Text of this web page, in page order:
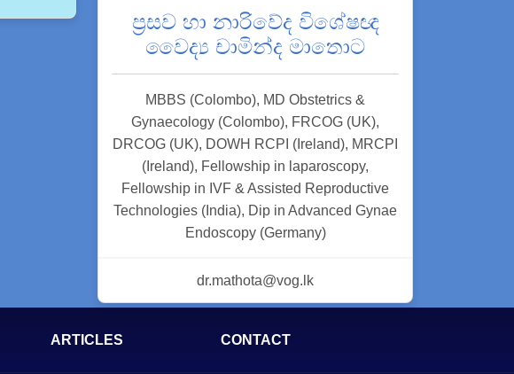
ප්‍රසව හා නාරිවේද විශේෂඥ
වෛද්‍ය චාමින්ද මාතොට
MBBS (Colombo), MD Obstetrics &
Gynaecology (Colombo), FRCOG (UK),
DRCOG (UK), DOWH RCPI (Ireland), MRCPI
(Ireland), Fellowship in laparoscopy,
Fellowship in IVF & Assisted Reproductive
Technologies (India), Dip in Advanced Gynae
Endoscopy (Germany)
dr.mathota@vog.lk
ARTICLES CONTACT